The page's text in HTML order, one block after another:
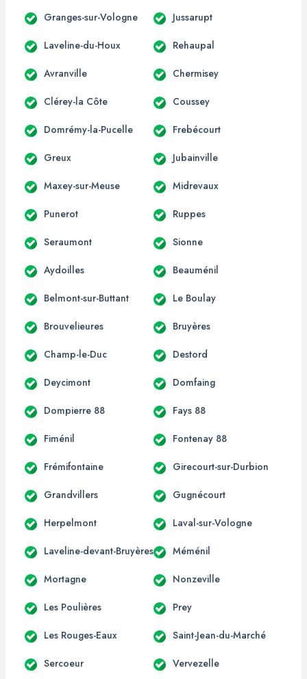
Granges-sur-Vologne Jussarupt
Laveline-du-Houx Rehaupal
Avranville Chermisey
Clérey-la Côte Coussey
Domrémy-la-Pucelle Frebécourt
Greux Jubainville
Maxey-sur-Meuse Midrevaux
Punerot Ruppes
Seraumont Sionne
Aydoilles Beauménil
Belmont-sur-Buttant Le Boulay
Brouvelieures Bruyères
Champ-le-Duc Destord
Deycimont Domfaing
Dompierre 88 Fays 88
Fiménil Fontenay 88
Frémifontaine Girecourt-sur-Durbion
Grandvillers Gugnécourt
Herpelmont Laval-sur-Vologne
Laveline-devant-Bruyères Méménil
Mortagne Nonzeville
Les Poulières Prey
Les Rouges-Eaux Saint-Jean-du-Marché
Sercoeur Vervezelle